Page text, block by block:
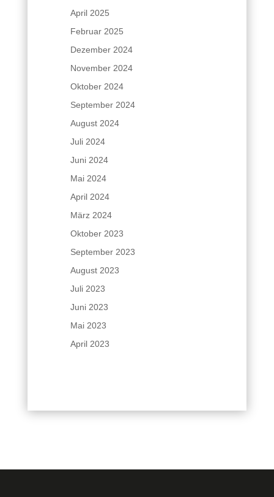
April 2025
Februar 2025
Dezember 2024
November 2024
Oktober 2024
September 2024
August 2024
Juli 2024
Juni 2024
Mai 2024
April 2024
März 2024
Oktober 2023
September 2023
August 2023
Juli 2023
Juni 2023
Mai 2023
April 2023